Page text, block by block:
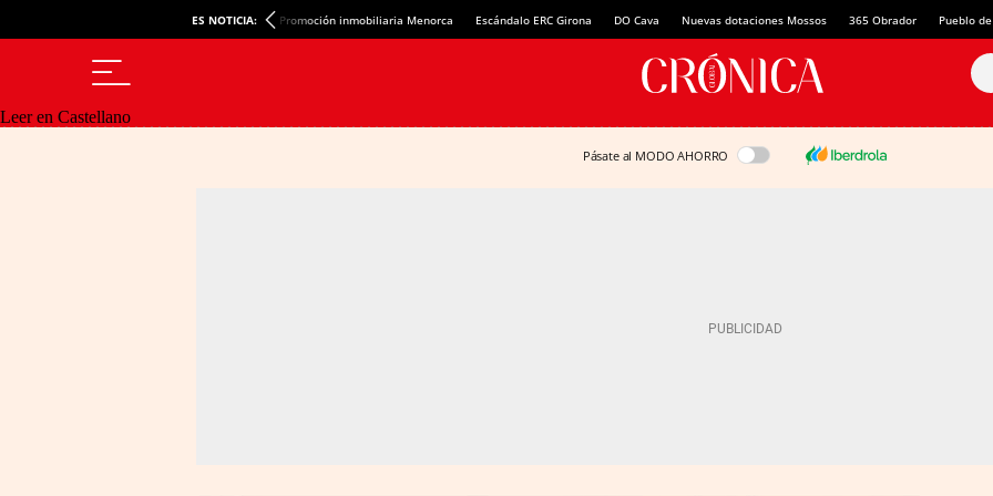
ES NOTICIA: Promoción inmobiliaria Menorca Escándalo ERC Girona DO Cava Nuevas dotaciones Mossos 365 Obrador Pueblo
Leer en Castellano
Pásate al MODO AHORRO